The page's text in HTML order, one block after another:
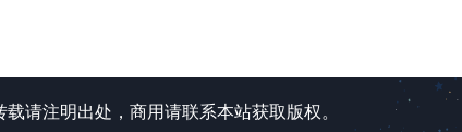
请注明出处，商用请联系本站获取版权。